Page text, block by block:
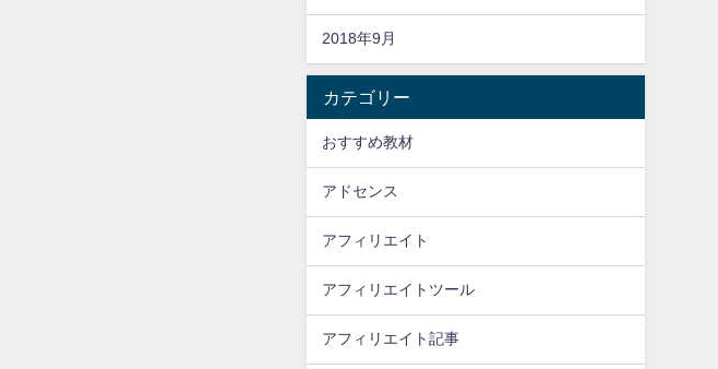
2018年9月
カテゴリー
おすすめ教材
アドセンス
アフィリエイト
アフィリエイトツール
アフィリエイト記事